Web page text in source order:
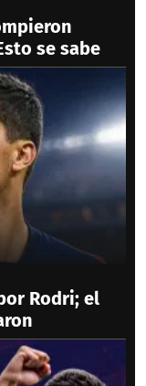
se sabe
Rodri; el